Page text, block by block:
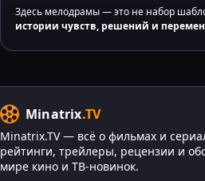
Здесь мелодрамы — это не набор
истории чувств, решений и перемен
Minatrix.TV
Minatrix.TV — всё о фильмах и
рейтинги, трейлеры, рецензии и
мире кино и ТВ-новинок.